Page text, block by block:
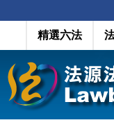
精選六法